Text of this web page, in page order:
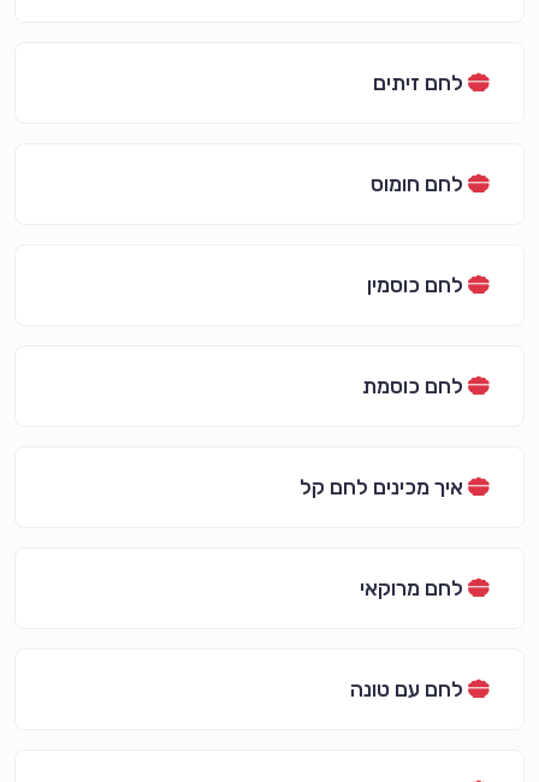
לחם זיתים
לחם חומוס
לחם כוסמין
לחם כוסמת
איך מכינים לחם קל
לחם מרוקאי
לחם עם טונה